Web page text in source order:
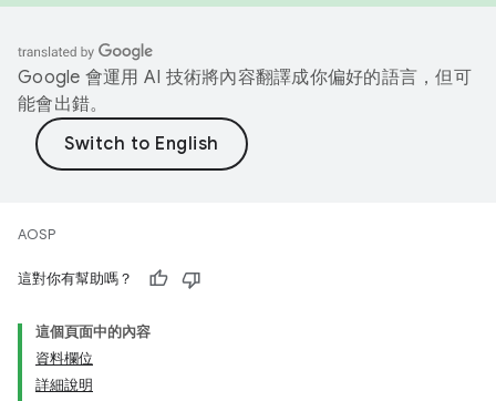
Google 會運用 AI 技術將內容翻譯成你偏好的語言，但可
能會出錯。
AOSP
這對你有幫助嗎？
這個頁面中的內容
資料欄位
詳細說明